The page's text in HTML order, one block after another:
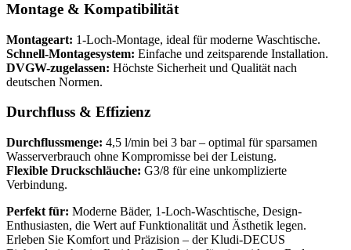
Montage & Kompatibilität
Montageart: 1-Loch-Montage, ideal für moderne Waschtische.
Schnell-Montagesystem: Einfache und zeitsparende Installation.
DVGW-zugelassen: Höchste Sicherheit und Qualität nach
deutschen Normen.
Durchfluss & Effizienz
Durchflussmenge: 4,5 l/min bei 3 bar – optimal für sparsamen
Wasserverbrauch ohne Kompromisse bei der Leistung.
Flexible Druckschläuche: G3/8 für eine unkomplizierte
Verbindung.
Perfekt für: Moderne Bäder, 1-Loch-Waschtische, Design-
Enthusiasten, die Wert auf Funktionalität und Ästhetik legen.
Erleben Sie Komfort und Präzision – der Kludi-DECUS